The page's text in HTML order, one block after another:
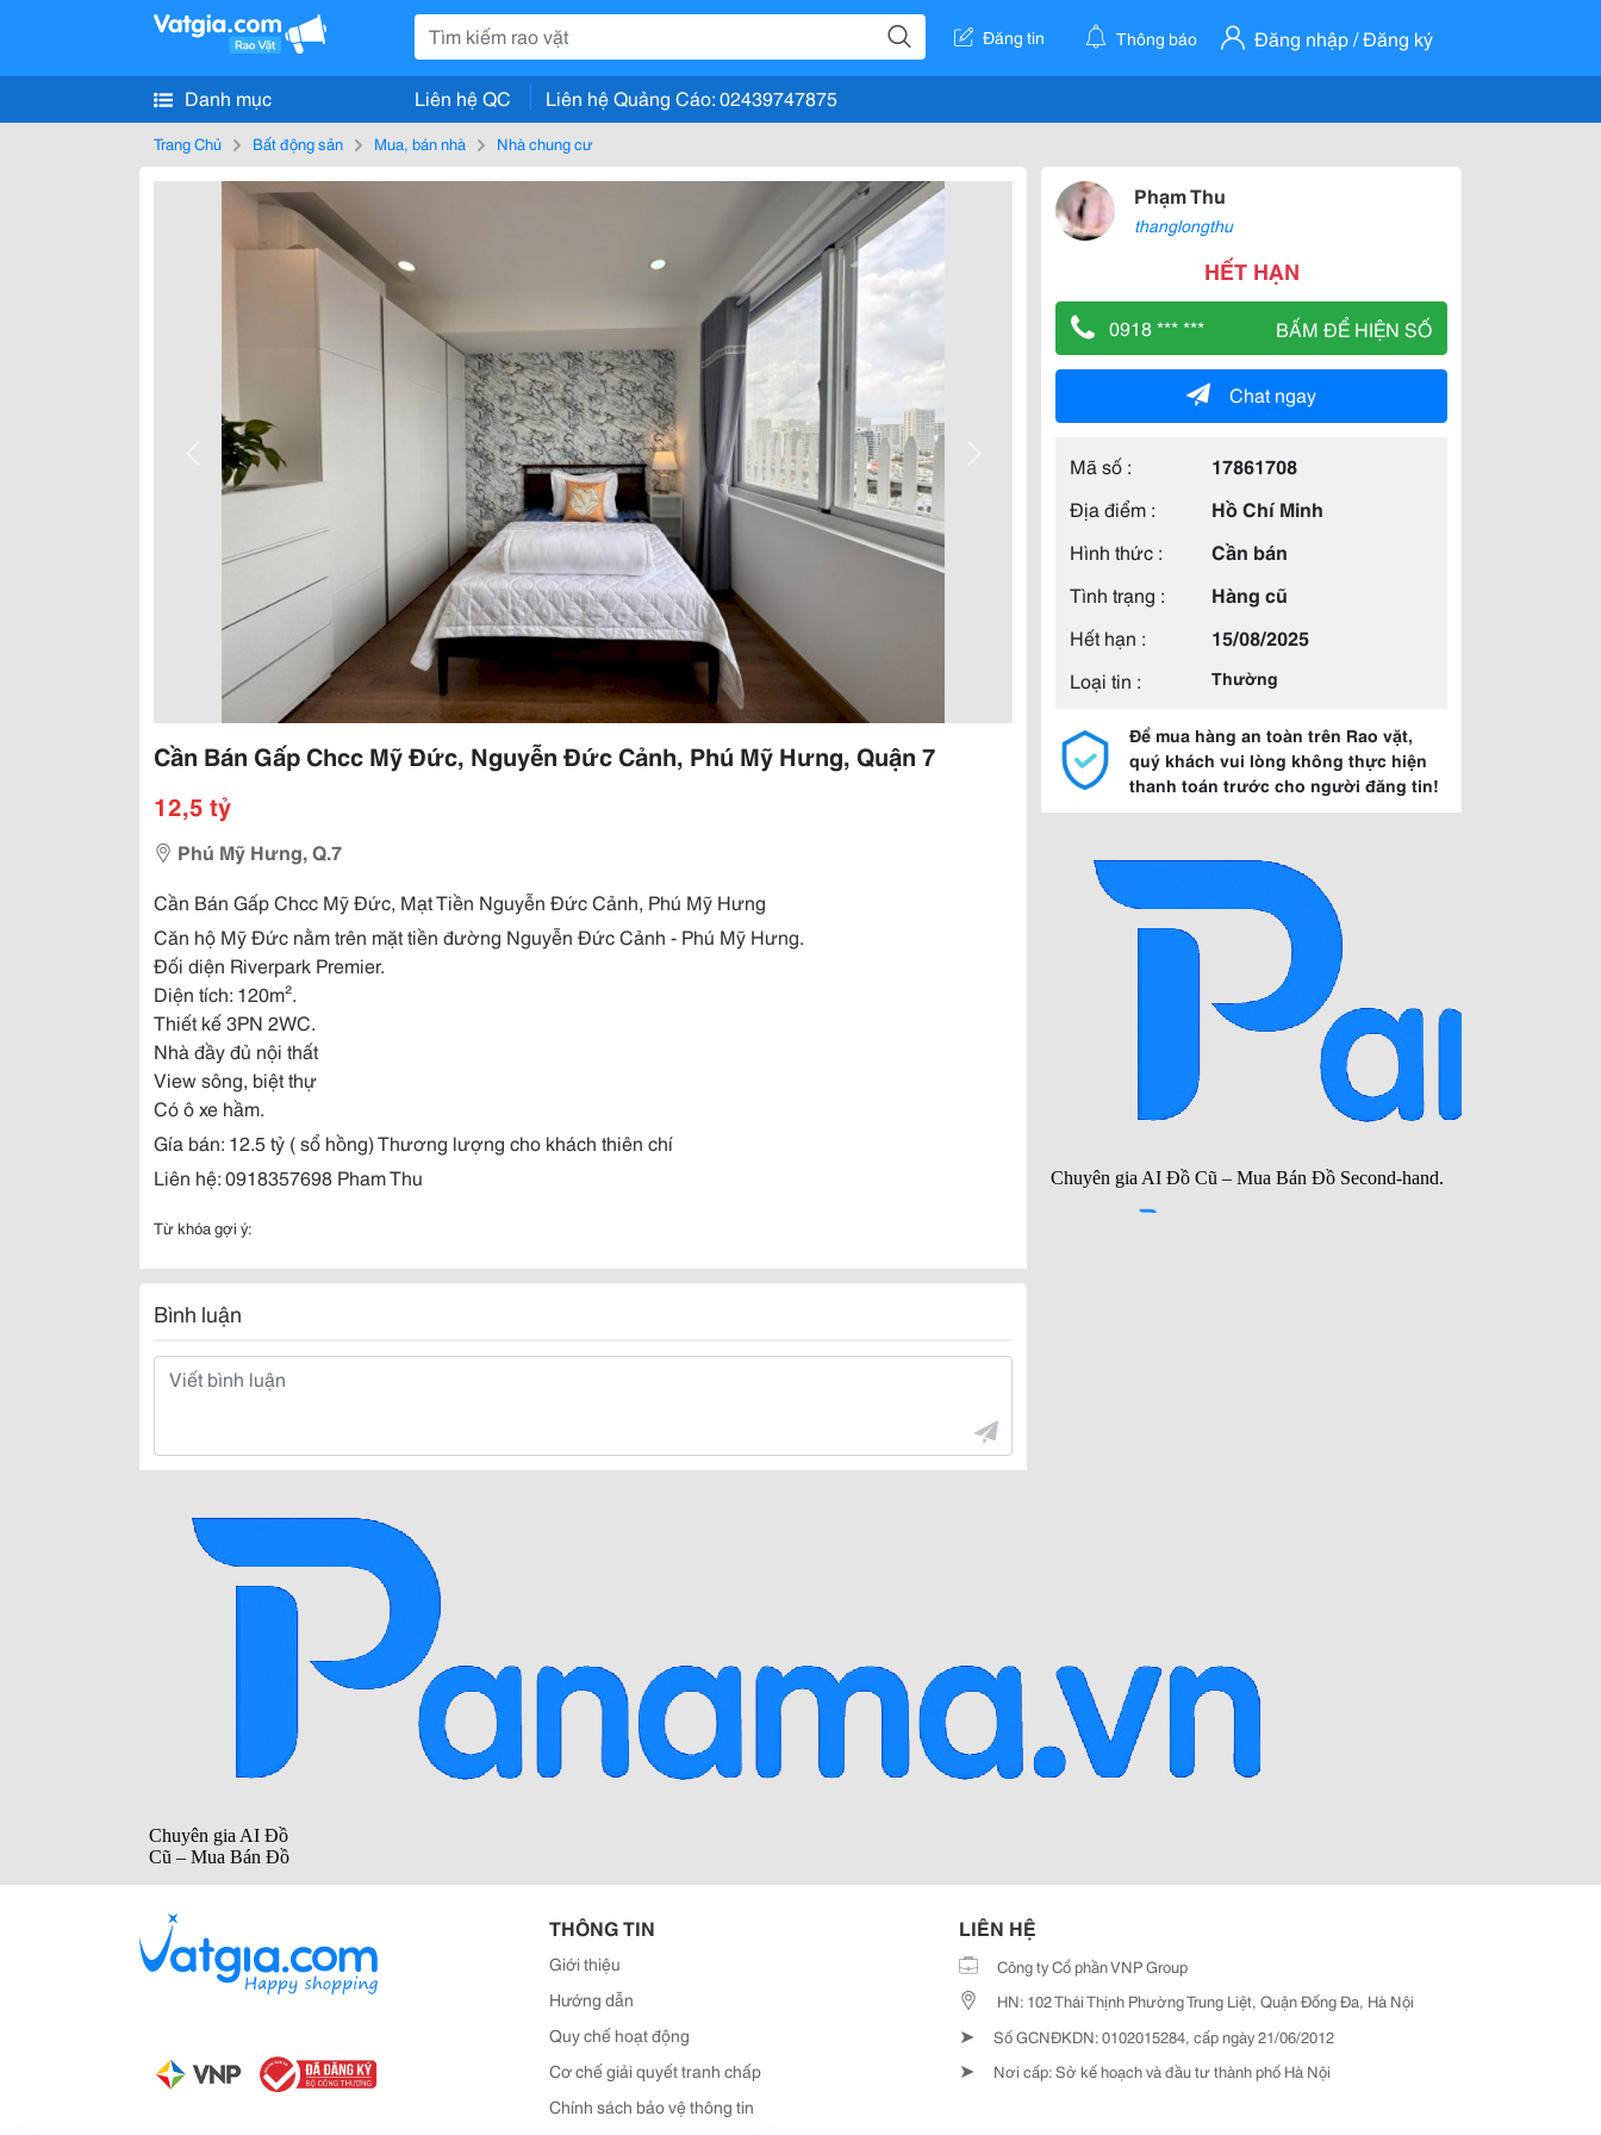
Đăng tin Thông báo Đăng nhập / Đăng ký
Danh mục Liên hệ QC Liên hệ Quảng Cáo: 02439747875
Trang Chủ Bất động sản Mua, bán nhà Nhà chung cư
Cần Bán Gấp Chcc Mỹ Đức, Nguyễn Đức Cảnh, Phú Mỹ Hưng, Quận 7
12,5 tỷ
Phú Mỹ Hưng, Q.7
Cần Bán Gấp Chcc Mỹ Đức, Mạt Tiền Nguyễn Đức Cảnh, Phú Mỹ Hưng
Căn hộ Mỹ Đức nằm trên mặt tiền đường Nguyễn Đức Cảnh - Phú Mỹ Hưng.
Đối diện Riverpark Premier.
Diện tích: 120m².
Thiết kế 3PN 2WC.
Nhà đầy đủ nội thất
View sông, biệt thự
Có ô xe hầm.
Gía bán: 12.5 tỷ ( sổ hồng) Thương lượng cho khách thiên chí
Liên hệ: 0918357698 Pham Thu
Từ khóa gợi ý:
Bình luận
Phạm Thu
thanglongthu
HẾT HẠN
0918 *** *** BẤM ĐỂ HIỆN SỐ
Chat ngay
Mã số :
17861708
Địa điểm :
Hồ Chí Minh
Hình thức :
Cần bán
Tình trạng :
Hàng cũ
Hết hạn :
15/08/2025
Loại tin :
Thường
Để mua hàng an toàn trên Rao vặt,
quý khách vui lòng không thực hiện
thanh toán trước cho người đăng tin!
THÔNG TIN
Giới thiệu
Hướng dẫn
Quy chế hoạt động
Cơ chế giải quyết tranh chấp
Chính sách bảo vệ thông tin
LIÊN HỆ
Công ty Cổ phần VNP Group
HN: 102 Thái Thịnh Phường Trung Liệt, Quận Đống Đa, Hà Nội
➤ Số GCNĐKDN: 0102015284, cấp ngày 21/06/2012
➤ Nơi cấp: Sở kế hoạch và đầu tư thành phố Hà Nội